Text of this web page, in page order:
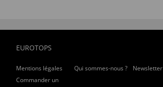
EUROTOPS
Mentions légales Qui sommes-nous ?
Newsletter
Commander un